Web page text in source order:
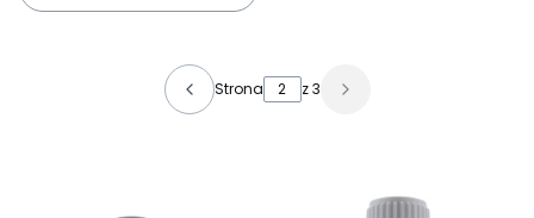
Lista produktów
Strona z 3